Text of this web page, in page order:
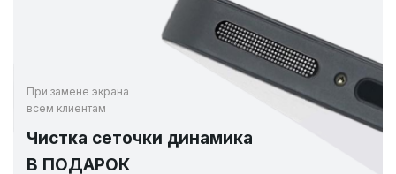
При замене экрана
всем клиентам
Чистка сеточки динамика
В ПОДАРОК